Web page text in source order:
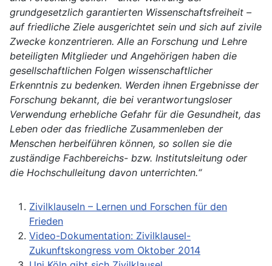
grundgesetzlich garantierten Wissenschaftsfreiheit –
auf friedliche Ziele ausgerichtet sein und sich auf zivile
Zwecke konzentrieren. Alle an Forschung und Lehre
beteiligten Mitglieder und Angehörigen haben die
gesellschaftlichen Folgen wissenschaftlicher
Erkenntnis zu bedenken. Werden ihnen Ergebnisse der
Forschung bekannt, die bei verantwortungsloser
Verwendung erhebliche Gefahr für die Gesundheit, das
Leben oder das friedliche Zusammenleben der
Menschen herbeiführen können, so sollen sie die
zuständige Fachbereichs- bzw. Institutsleitung oder
die Hochschulleitung davon unterrichten.“
Zivilklauseln – Lernen und Forschen für den
Frieden
Video-Dokumentation: Zivilklausel-
Zukunftskongress vom Oktober 2014